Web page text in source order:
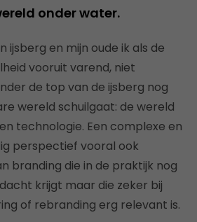
onder water.
ijsberg en mijn oude ik als de
vooruit varend, niet
de top van de ijsberg nog
wereld schuilgaat: de wereld
technologie. Een complexe en
perspectief vooral ook
branding die in de praktijk nog
krijgt maar die zeker bij
of rebranding erg relevant is.